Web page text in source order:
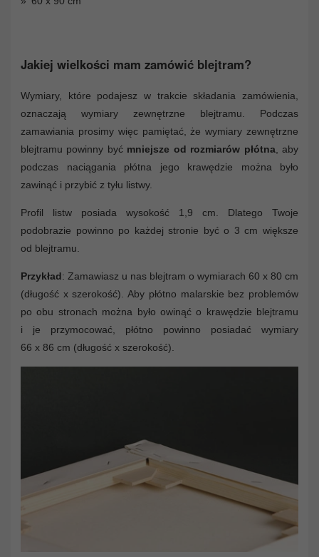
Jakiej wielkości mam zamówić blejtram?
Wymiary, które podajesz w trakcie składania zamówienia,
oznaczają wymiary zewnętrzne blejtramu. Podczas
zamawiania prosimy więc pamiętać, że wymiary zewnętrzne
blejtramu powinny być mniejsze od rozmiarów płótna , aby
podczas naciągania płótna jego krawędzie można było
zawinąć i przybić z tyłu listwy.
Profil listw posiada wysokość 1,9 cm. Dlatego Twoje
podobrazie powinno po każdej stronie być o 3 cm większe
od blejtramu.
Przykład: Zamawiasz u nas blejtram o wymiarach 60 x 80 cm
(długość x szerokość). Aby płótno malarskie bez problemów
po obu stronach można było owinąć o krawędzie blejtramu
i je przymocować, płótno powinno posiadać wymiary
66 x 86 cm (długość x szerokość).